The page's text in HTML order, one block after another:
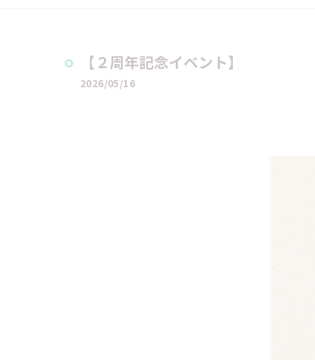
【２周年記念イベント】
2026/05/16